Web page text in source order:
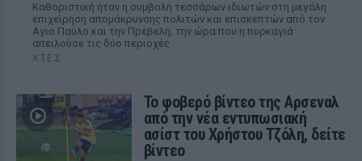
Καθοριστική ήταν η συμβολή τεσσάρων ιδιωτών στη μεγάλη
επιχείρηση απομάκρυνσης πολιτών και επισκεπτών από τον
Αγιο Παύλο και την Πρέβελη, την ώρα που η πυρκαγιά
απειλούσε τις δύο περιοχές
ΧΤΕΣ
Το φοβερό βίντεο της Αρσεναλ
από την νέα εντυπωσιακή
ασίστ του Χρήστου Τζόλη, δείτε
βίντεο